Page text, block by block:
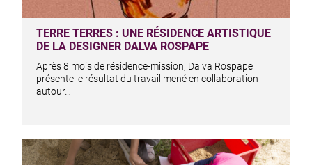
TERRE TERRES : UNE RÉSIDENCE ARTISTIQUE
DE LA DESIGNER DALVA ROSPAPE
Après 8 mois de résidence-mission, Dalva Rospape
présente le résultat du travail mené en collaboration
autour…